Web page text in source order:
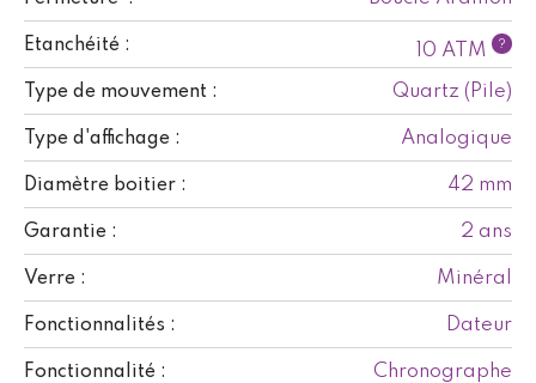
Etanchéité : 10 ATM ?
Type de mouvement : Quartz (Pile)
Type d'affichage : Analogique
Diamètre boitier : 42 mm
Garantie : 2 ans
Verre : Minéral
Fonctionnalités : Dateur
Fonctionnalité : Chronographe